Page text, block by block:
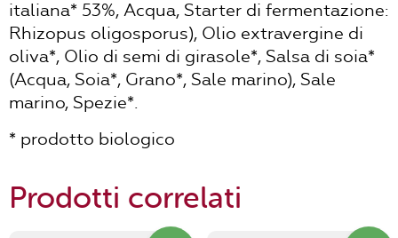
italiana* 53%, Acqua, Starter di fermentazione:
Rhizopus oligosporus), Olio extravergine di
oliva*, Olio di semi di girasole*, Salsa di soia*
(Acqua, Soia*, Grano*, Sale marino), Sale
marino, Spezie*.
* prodotto biologico
Prodotti correlati